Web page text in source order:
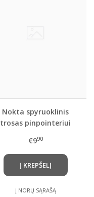
Nokta spyruoklinis
trosas pinpointeriui
€990
Į KREPŠELĮ
Į NORŲ SĄRAŠĄ